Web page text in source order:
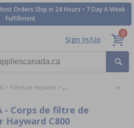
Orders Ship in 24 Hours • 7 Day A Week
Fulfillment
Sign In/Up
0
Filtres de Hayward Hayward Perflex DE Filter
- Corps de filtre de
Hayward C800